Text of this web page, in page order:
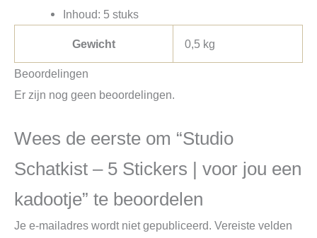
Inhoud: 5 stuks
Gewicht 0,5 kg
Beoordelingen
Er zijn nog geen beoordelingen.
Wees de eerste om “Studio
Schatkist – 5 Stickers | voor jou een
kadootje” te beoordelen
Je e-mailadres wordt niet gepubliceerd. Vereiste velden